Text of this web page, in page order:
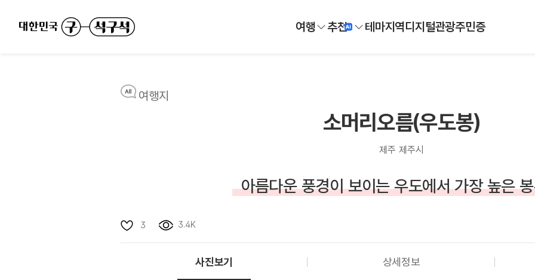
여행 추천 테마지역디지털관광주민증
여행지
소머리오름(우도봉)
제주 제주시
아름다운 풍경이 보이는 우도에서 가장 높은
3 3.4K
사진보기 상세정보